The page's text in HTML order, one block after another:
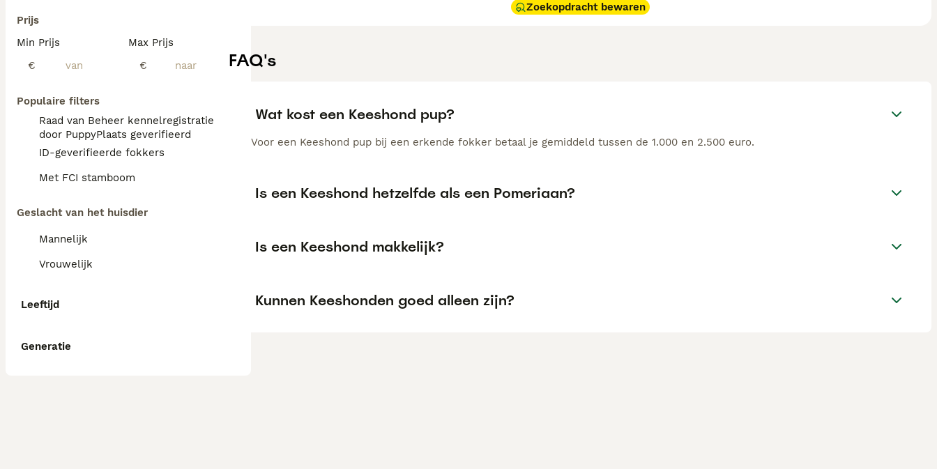
Prijs
Min Prijs
€
Max Prijs
€
Populaire filters
Raad van Beheer kennelregistratie
door PuppyPlaats geverifieerd
ID-geverifieerde fokkers
Met FCI stamboom
Geslacht van het huisdier
Mannelijk
Vrouwelijk
Leeftijd
Generatie
Zoekopdracht bewaren
FAQ's
Wat kost een Keeshond pup?
Voor een Keeshond pup bij een erkende fokker betaal je gemiddeld tussen de 1.000 en 2.500 euro.
Is een Keeshond hetzelfde als een Pomeriaan?
Is een Keeshond makkelijk?
Kunnen Keeshonden goed alleen zijn?